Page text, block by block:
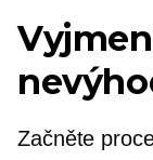
Začněte